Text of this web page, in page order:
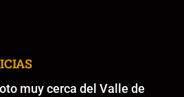
muy cerca del Valle de